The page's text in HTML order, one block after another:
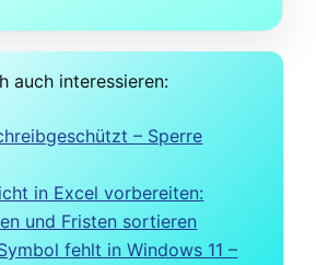
auch interessieren:
– Sperre
in Excel vorbereiten:
und Fristen sortieren
fehlt in Windows 11 –